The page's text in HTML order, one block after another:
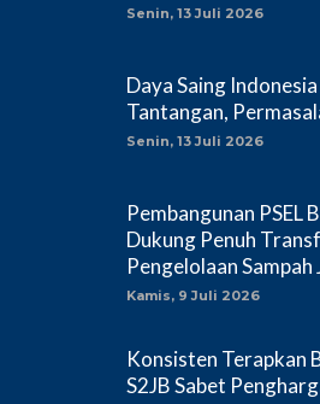
Senin, 13 Juli 2026
Daya Saing
Tantangan,
Senin, 13 Juli 2026
Pembangunan PSEL
Dukung Penuh
Pengelolaan Sampah
Kamis, 9 Juli 2026
Konsisten Terapkan
S2JB Sabet